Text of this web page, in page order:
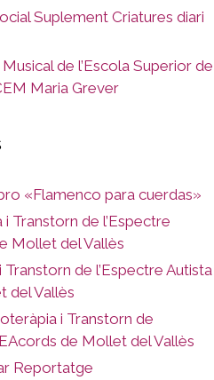
Suplement Criatures diari
de l’Escola Superior de
Maria Grever
«Flamenco para cuerdas»
Transtorn de l’Espectre
Mollet del Vallès
de l’Espectre Autista
del Vallès
i Transtorn de
de Mollet del Vallès
Reportatge